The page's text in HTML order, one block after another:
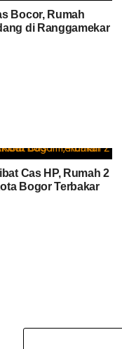
Bocor, Rumah
di Ranggamekar
Cas HP, Rumah 2
Bogor Terbakar